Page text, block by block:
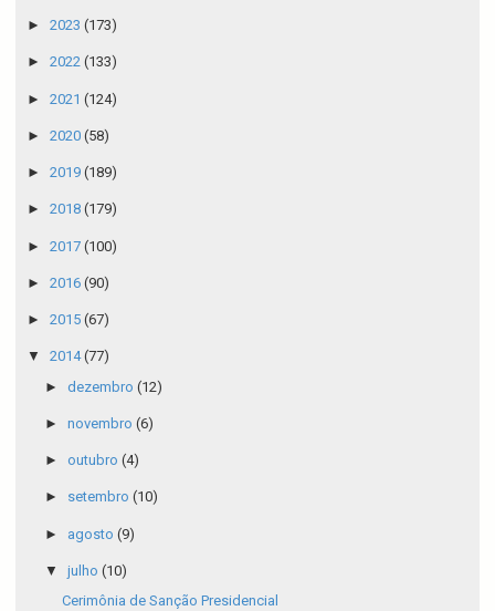
► 2023 (173)
► 2022 (133)
► 2021 (124)
► 2020 (58)
► 2019 (189)
► 2018 (179)
► 2017 (100)
► 2016 (90)
► 2015 (67)
▼ 2014(77)
► dezembro (12)
► novembro (6)
► outubro (4)
► setembro (10)
► agosto (9)
▼ julho (10)
Cerimônia de Sanção Presidencial